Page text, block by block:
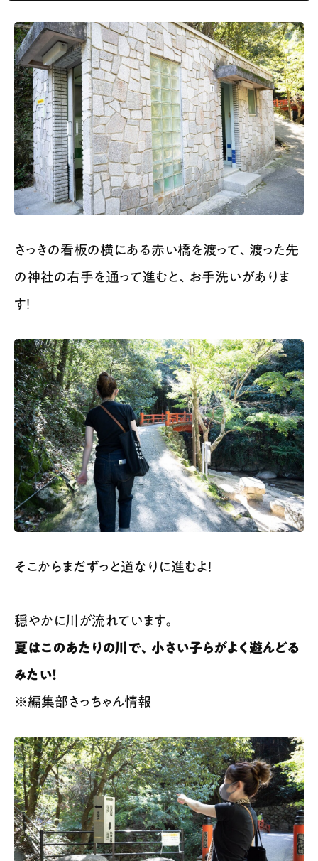
さっきの看板の横にある赤い橋を渡って、渡った先
の神社の右手を通って進むと、お手洗いがありま
す！
そこからまだずっと道なりに進むよ！
穏やかに川が流れています。
夏はこのあたりの川で、小さい子らがよく遊んどる
みたい！
※編集部さっちゃん情報